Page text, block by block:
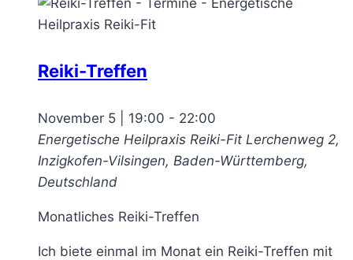
Reiki-Treffen
November 5 | 19:00 - 22:00
Energetische Heilpraxis Reiki-Fit Lerchenweg 2,
Inzigkofen-Vilsingen, Baden-Württemberg,
Deutschland
Monatliches Reiki-Treffen
Ich biete einmal im Monat ein Reiki-Treffen mit